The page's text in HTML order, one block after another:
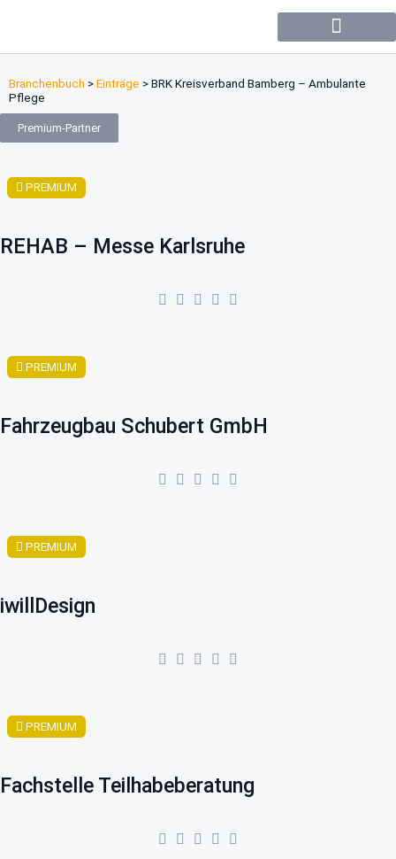
Branchenbuch >Einträge >BRK Kreisverband Bamberg – Ambulante
Pflege
Premium-Partner
PREMIUM
REHAB – Messe Karlsruhe
PREMIUM
Fahrzeugbau Schubert GmbH
PREMIUM
iwillDesign
PREMIUM
Fachstelle Teilhabeberatung